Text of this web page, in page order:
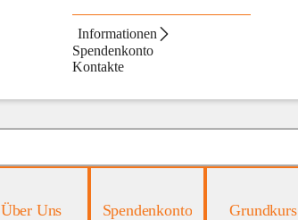
Informationen
Spendenkonto
Kontakte
Über Uns Spendenkonto Grundkurs